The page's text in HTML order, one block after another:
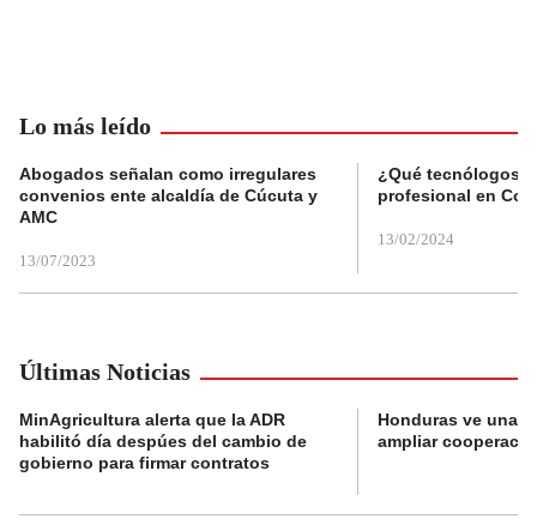
Lo más leído
Abogados señalan como irregulares
convenios ente alcaldía de Cúcuta y
AMC
13/07/2023
¿Qué tecnólogos
profesional en
13/02/2024
Últimas Noticias
MinAgricultura alerta que la ADR
habilitó día despúes del cambio de
gobierno para firmar contratos
Honduras ve una
ampliar